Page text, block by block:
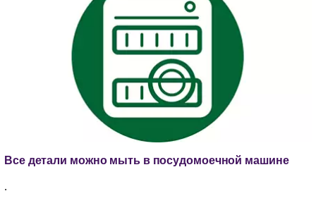
Все детали можно мыть в посудомоечной машине
.